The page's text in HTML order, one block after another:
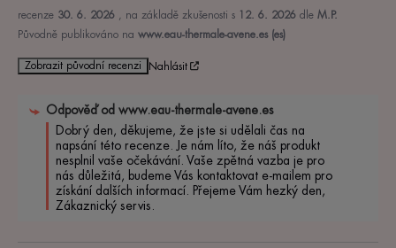
recenze 30. 6. 2026 , na základě zkušenosti s 12. 6. 2026 dle M.P.
Původně publikováno na www.eau-thermale-avene.es (es)
Zobrazit původní recenzi Nahlásit
Odpověď od www.eau-thermale-avene.es
Dobrý den, děkujeme, že jste si udělali čas na
napsání této recenze. Je nám líto, že náš produkt
nesplnil vaše očekávání. Vaše zpětná vazba je pro
nás důležitá, budeme Vás kontaktovat e-mailem pro
získání dalších informací. Přejeme Vám hezký den,
Zákaznický servis.